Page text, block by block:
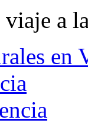
viaje a
en